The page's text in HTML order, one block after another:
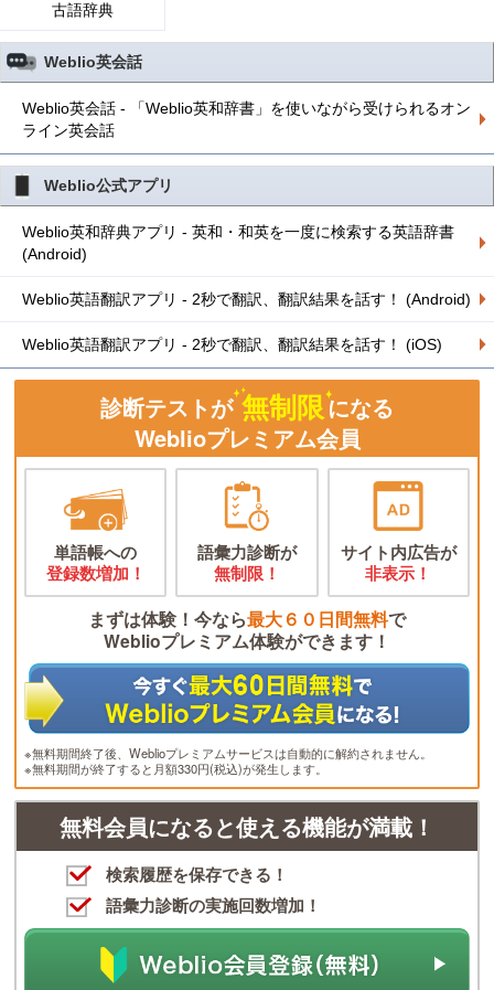
古語辞典
Weblio英会話
Weblio英会話 - 「Weblio英和辞書」を使いながら受けられるオン
ライン英会話
Weblio公式アプリ
Weblio英和辞典アプリ - 英和・和英を一度に検索する英語辞書
(Android)
Weblio英語翻訳アプリ - 2秒で翻訳、翻訳結果を話す！ (Android)
Weblio英語翻訳アプリ - 2秒で翻訳、翻訳結果を話す！ (iOS)
診断テストが 無制限になる
Weblioプレミアム会員
単語帳への
登録数増加！
語彙力診断が
無制限！
サイト内広告が
非表示！
まずは体験！今なら最大６０日間無料で
Weblioプレミアム体験ができます！
※無料期間終了後、Weblioプレミアムサービスは自動的に解約されません。
※無料期間が終了すると月額330円(税込)が発生します。
無料会員になると使える機能が満載！
検索履歴を保存できる！
語彙力診断の実施回数増加！